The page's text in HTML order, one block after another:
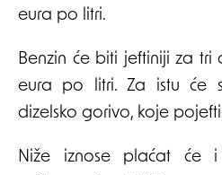
eura po litri.
Benzin će biti jeftiniji za tri
eura po litri. Za istu će
dizelsko gorivo, koje
Niže iznose plaćat će i